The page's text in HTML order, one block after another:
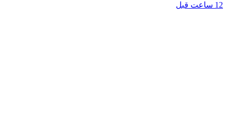
12 ساعت قبل